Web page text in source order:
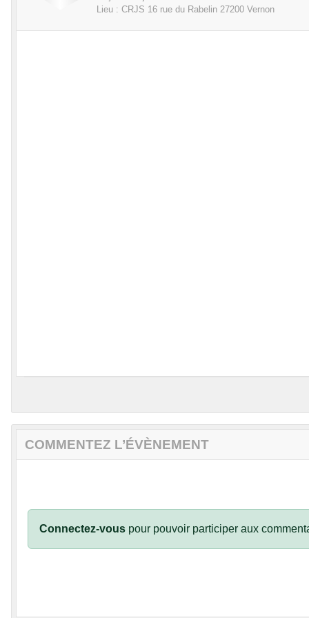
Lieu : CRJS 16 rue du Rabelin 27200 Vernon
COMMENTEZ L’ÉVÈNEMENT
Connectez-vous pour pouvoir participer aux